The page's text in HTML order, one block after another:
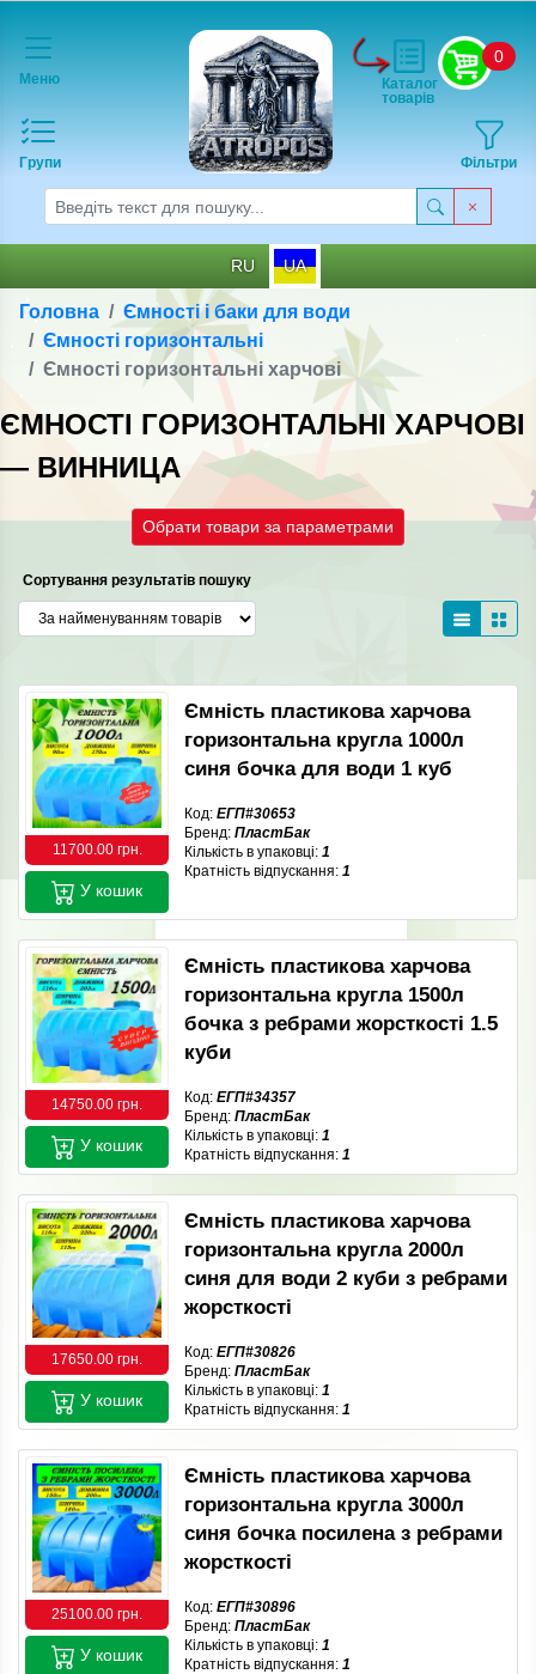
Меню
Групи
0
Фільтри
Каталог
товарів
RU UA
Головна
Ємності і баки для води
Ємності горизонтальні
Ємності горизонтальні харчові
ЄМНОСТІ ГОРИЗОНТАЛЬНІ ХАРЧОВІ
— ВИННИЦА
Обрати товари за параметрами
Сортування результатів пошуку
11700.00 грн.
Ємність пластикова харчова
горизонтальна кругла 1000л
синя бочка для води 1 куб
Код: ЕГП#30653
Бренд: ПластБак
Кількість в упаковці: 1
Кратність відпускання: 1
У кошик
14750.00 грн.
Ємність пластикова харчова
горизонтальна кругла 1500л
бочка з ребрами жорсткості 1.5
куби
Код: ЕГП#34357
Бренд: ПластБак
Кількість в упаковці: 1
Кратність відпускання: 1
У кошик
17650.00 грн.
Ємність пластикова харчова
горизонтальна кругла 2000л
синя для води 2 куби з ребрами
жорсткості
Код: ЕГП#30826
Бренд: ПластБак
Кількість в упаковці: 1
Кратність відпускання: 1
У кошик
25100.00 грн.
Ємність пластикова харчова
горизонтальна кругла 3000л
синя бочка посилена з ребрами
жорсткості
Код: ЕГП#30896
Бренд: ПластБак
Кількість в упаковці: 1
Кратність відпускання: 1
У кошик